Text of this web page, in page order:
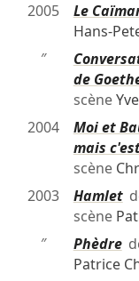
2005
Le
Hans-
″
de
scène
2004
Moi et
mais
scène
2003
Hamlet
scène
″
Phèdre
Patrice